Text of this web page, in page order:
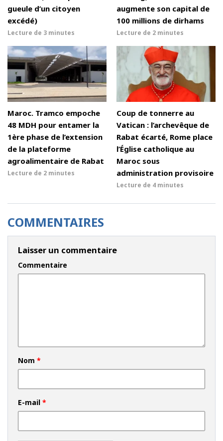
gueule d’un citoyen
excédé)
Lecture de 3 minutes
augmente son capital de
100 millions de dirhams
Lecture de 2 minutes
Maroc. Tramco empoche
48 MDH pour entamer la
1ère phase de l’extension
de la plateforme
agroalimentaire de Rabat
Lecture de 2 minutes
Coup de tonnerre au
Vatican : l’archevêque de
Rabat écarté, Rome place
l’Église catholique au
Maroc sous
administration provisoire
Lecture de 4 minutes
COMMENTAIRES
Laisser un commentaire
Commentaire
Nom *
E-mail *